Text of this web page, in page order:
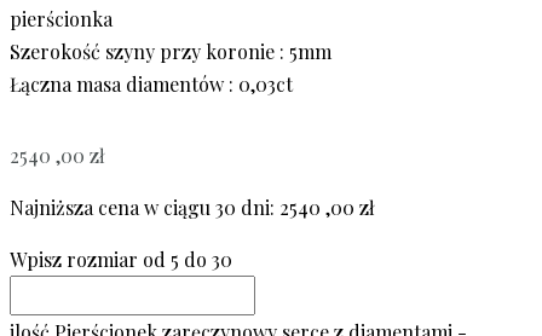
pierścionka
Szerokość szyny przy koronie : 5mm
Łączna masa diamentów : 0,03ct
2540 ,00 zł
Najniższa cena w ciągu 30 dni: 2540 ,00 zł
Wpisz rozmiar od 5 do 30